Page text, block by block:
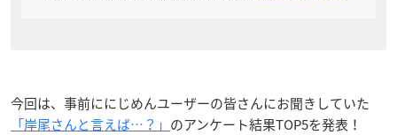
今回は、事前ににじめんユーザーの皆さんにお聞きしていた
「岸尾さんと言えば…？」 のアンケート結果TOP5を発表！